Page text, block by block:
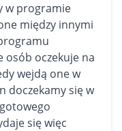
w programie
między innymi
osób oczekuje na
wejdą one w
doczekamy się w
się więc